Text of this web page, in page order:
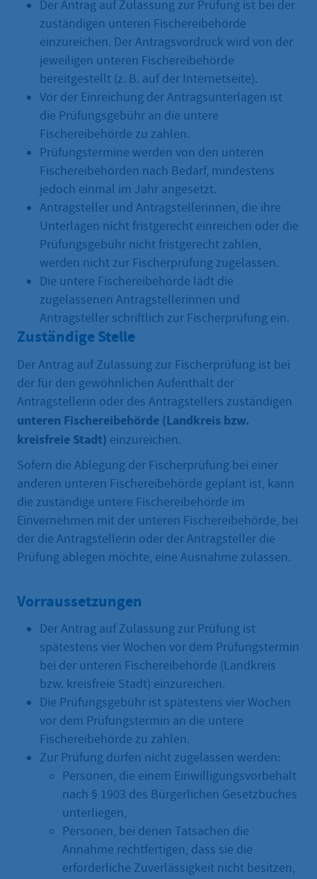
Der Antrag auf Zulassung zur Prüfung ist bei der
zuständigen unteren Fischereibehörde
einzureichen. Der Antragsvordruck wird von der
jeweiligen unteren Fischereibehörde
bereitgestellt (z. B. auf der Internetseite).
Vor der Einreichung der Antragsunterlagen ist
die Prüfungsgebühr an die untere
Fischereibehörde zu zahlen.
Prüfungstermine werden von den unteren
Fischereibehörden nach Bedarf, mindestens
jedoch einmal im Jahr angesetzt.
Antragsteller und Antragstellerinnen, die ihre
Unterlagen nicht fristgerecht einreichen oder die
Prüfungsgebühr nicht fristgerecht zahlen,
werden nicht zur Fischerprüfung zugelassen.
Die untere Fischereibehörde lädt die
zugelassenen Antragstellerinnen und
Antragsteller schriftlich zur Fischerprüfung ein.
Zuständige Stelle
Der Antrag auf Zulassung zur Fischerprüfung ist bei
der für den gewöhnlichen Aufenthalt der
Antragstellerin oder des Antragstellers zuständigen
unteren Fischereibehörde (Landkreis bzw.
kreisfreie Stadt) einzureichen.
Sofern die Ablegung der Fischerprüfung bei einer
anderen unteren Fischereibehörde geplant ist, kann
die zuständige untere Fischereibehörde im
Einvernehmen mit der unteren Fischereibehörde, bei
der die Antragstellerin oder der Antragsteller die
Prüfung ablegen möchte, eine Ausnahme zulassen.
Vorraussetzungen
Der Antrag auf Zulassung zur Prüfung ist
spätestens vier Wochen vor dem Prüfungstermin
bei der unteren Fischereibehörde (Landkreis
bzw. kreisfreie Stadt) einzureichen.
Die Prüfungsgebühr ist spätestens vier Wochen
vor dem Prüfungstermin an die untere
Fischereibehörde zu zahlen.
Zur Prüfung dürfen nicht zugelassen werden:
Personen, die einem Einwilligungsvorbehalt
nach § 1903 des Bürgerlichen Gesetzbuches
unterliegen,
Personen, bei denen Tatsachen die
Annahme rechtfertigen, dass sie die
erforderliche Zuverlässigkeit nicht besitzen,